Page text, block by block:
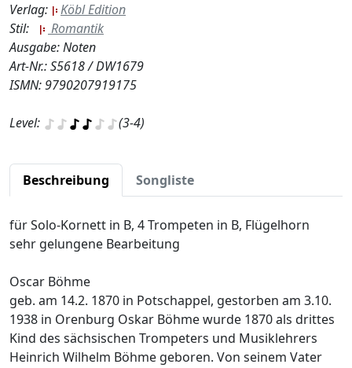
Verlag:
Köbl Edition
Stil:
Romantik
Ausgabe: Noten
Art-Nr.: S5618 / DW1679
ISMN: 9790207919175
Level: (3-4)
Beschreibung Songliste
für Solo-Kornett in B, 4 Trompeten in B, Flügelhorn
sehr gelungene Bearbeitung
Oscar Böhme
geb. am 14.2. 1870 in Potschappel, gestorben am 3.10.
1938 in Orenburg Oskar Böhme wurde 1870 als drittes
Kind des sächsischen Trompeters und Musiklehrers
Heinrich Wilhelm Böhme geboren. Von seinem Vater